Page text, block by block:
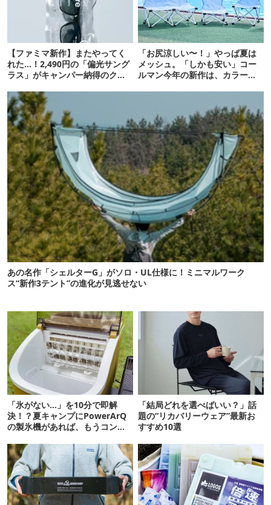
【ファミマ新作】またやってく
れた…！2,490円の「偏光サング
ラス」がキャンパー納得のクオ
「お尻涼しい〜！」やっぱ夏は
メッシュ。「しかも安い」コー
ルマン今年の新作は、カラーも
あの名作「シェルターG」がソロ・UL仕様に！ミニマルワーク
ス“新作3テント”の進化が見逃せない
「氷がない…」を10分で即解
決！？夏キャンプにPowerArQ
の製氷機があれば、もうコンビ
「結局どれを選べばいい？」話
題の“リカバリーウェア”最新お
すすめ10選